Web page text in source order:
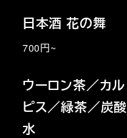
日本酒 花の舞
700円~
ウーロン茶／カル
ピス／緑茶／炭酸
水